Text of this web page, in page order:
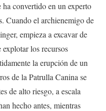
convertido en un experto
Cuando el archienemigo de
empieza a excavar de
explotar los recursos
la erupción de un
de la Patrulla Canina se
de alto riesgo, a escala
hecho antes, mientras